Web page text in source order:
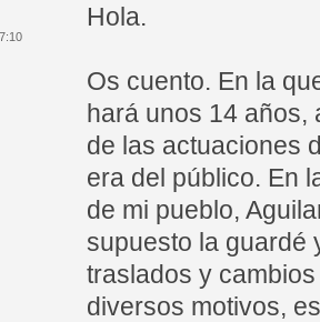
Hola.
Os cuento. En la
hará unos 14 años,
de las actuaciones
era del público. En
de mi pueblo,
supuesto la guardé
traslados y
diversos motivos,